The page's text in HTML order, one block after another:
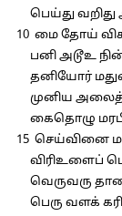
பெய்து
10 மை தோய்
பனி அடூஉ
தனியோர்
முனிய
கைதொழு
15 செய்வினை
விரிஉளைப்
வெருவரு
பெரு வளக்